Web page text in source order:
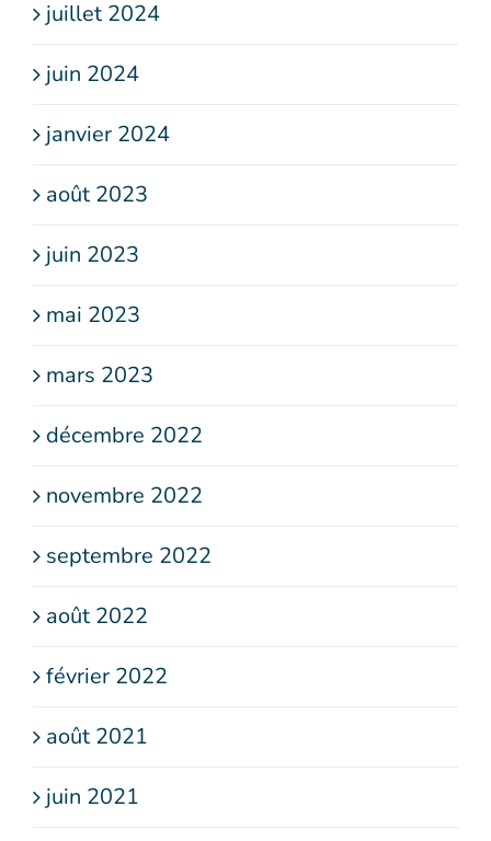
juillet 2024
juin 2024
janvier 2024
août 2023
juin 2023
mai 2023
mars 2023
décembre 2022
novembre 2022
septembre 2022
août 2022
février 2022
août 2021
juin 2021